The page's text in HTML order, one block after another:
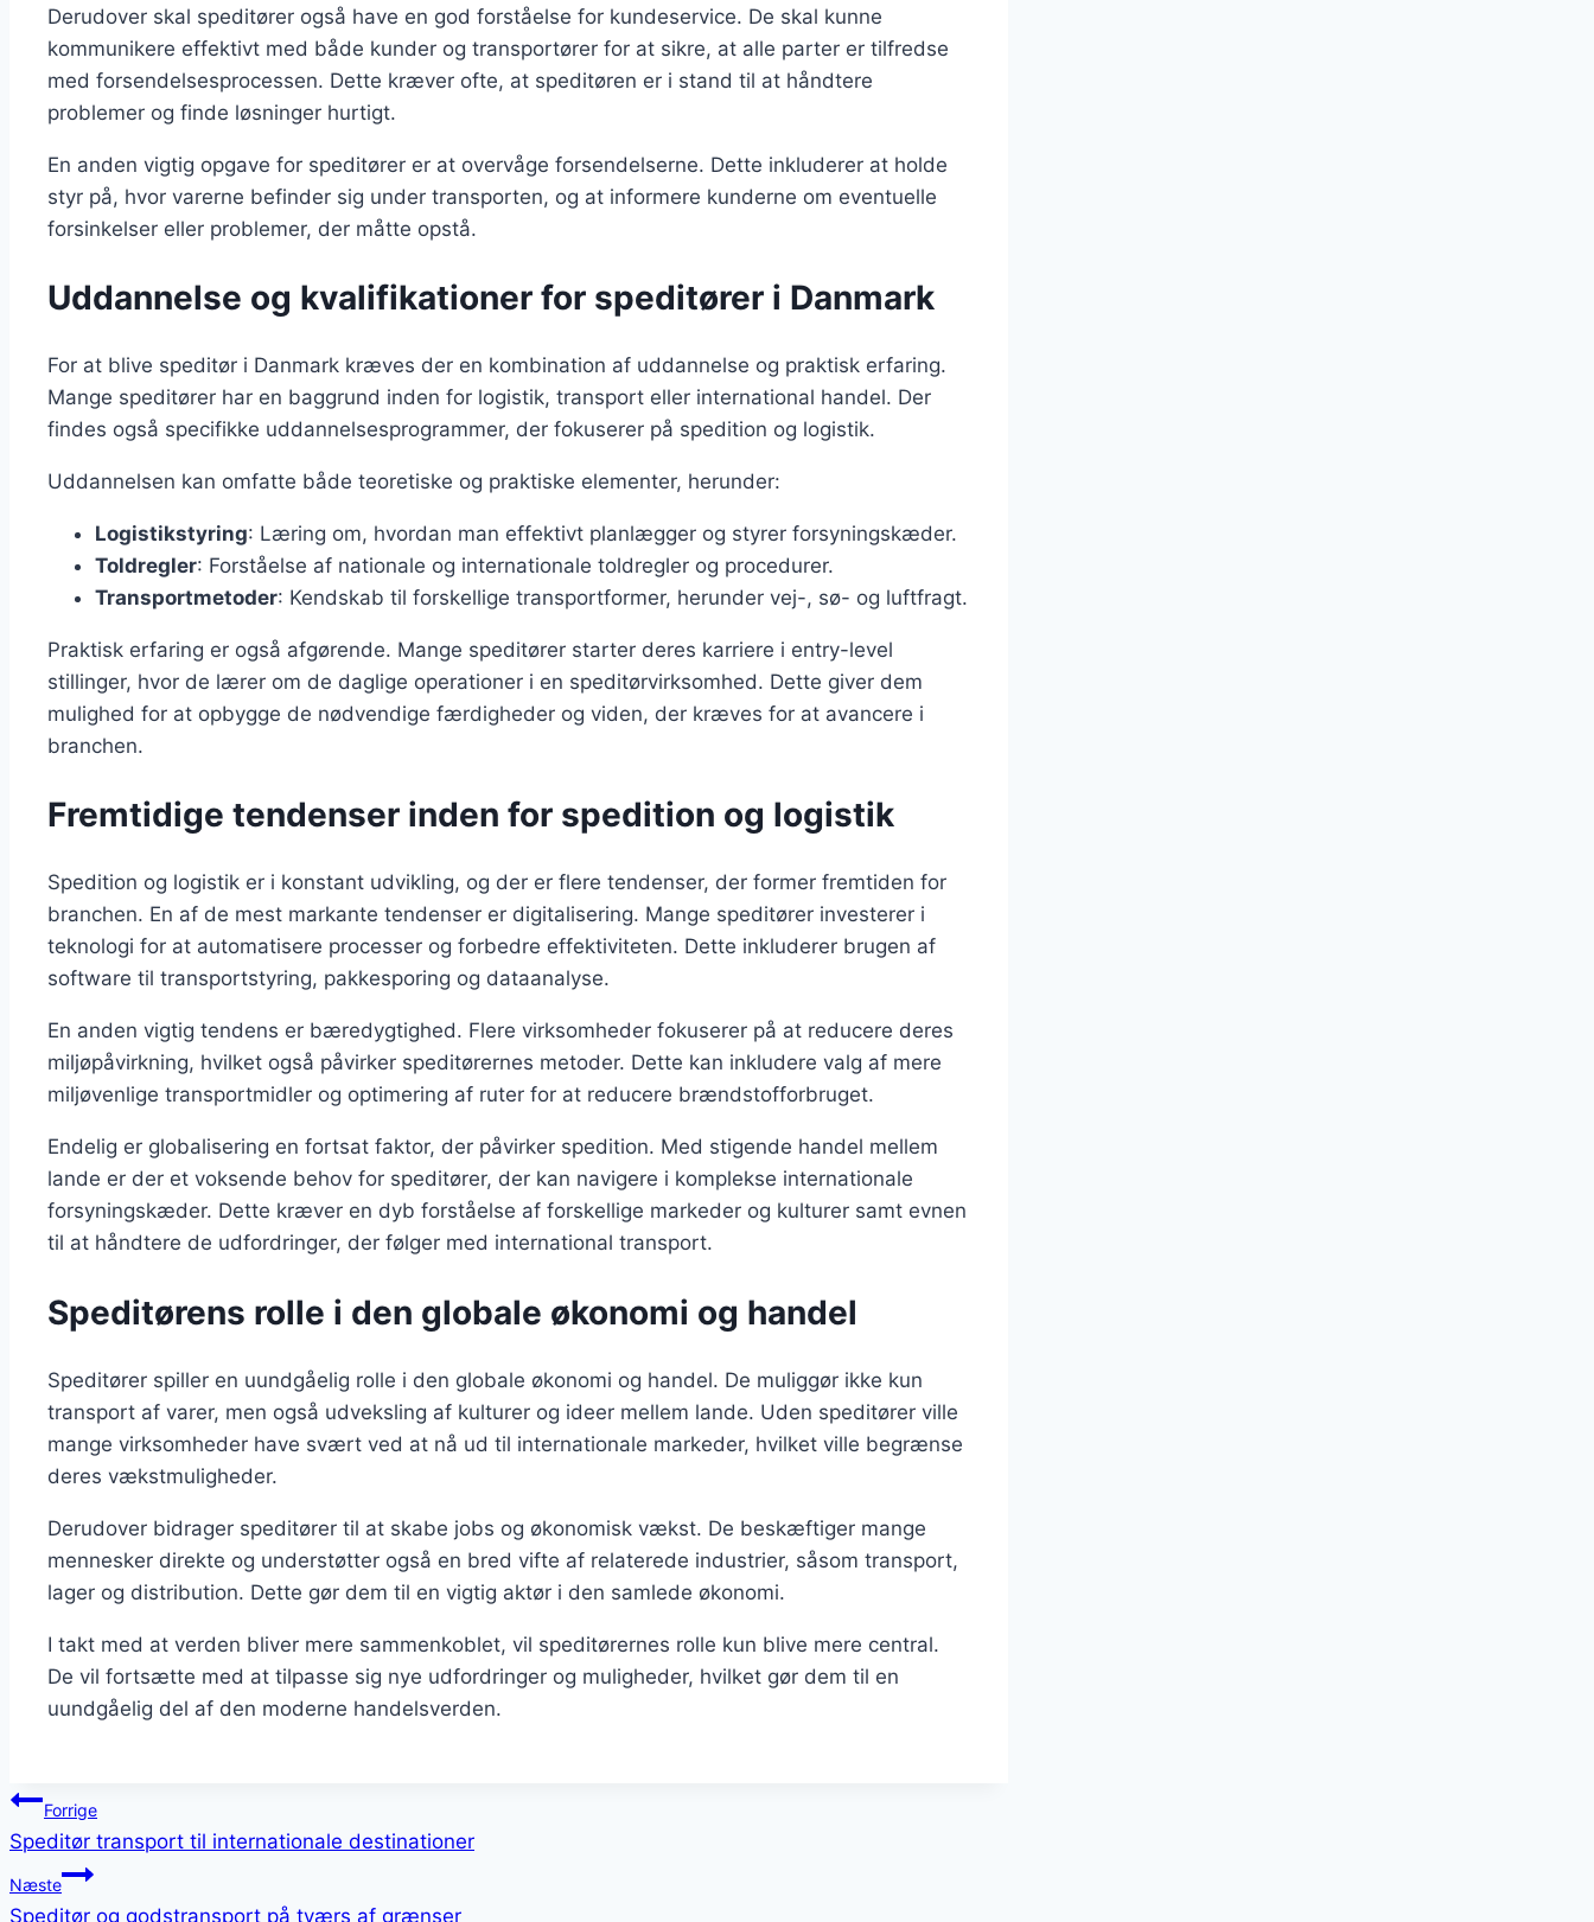
Derudover skal speditører også have en god forståelse for kundeservice. De skal kunne
kommunikere effektivt med både kunder og transportører for at sikre, at alle parter er tilfredse
med forsendelsesprocessen. Dette kræver ofte, at speditøren er i stand til at håndtere
problemer og finde løsninger hurtigt.
En anden vigtig opgave for speditører er at overvåge forsendelserne. Dette inkluderer at holde
styr på, hvor varerne befinder sig under transporten, og at informere kunderne om eventuelle
forsinkelser eller problemer, der måtte opstå.
Uddannelse og kvalifikationer for speditører i Danmark
For at blive speditør i Danmark kræves der en kombination af uddannelse og praktisk erfaring.
Mange speditører har en baggrund inden for logistik, transport eller international handel. Der
findes også specifikke uddannelsesprogrammer, der fokuserer på spedition og logistik.
Uddannelsen kan omfatte både teoretiske og praktiske elementer, herunder:
Logistikstyring: Læring om, hvordan man effektivt planlægger og styrer forsyningskæder.
Toldregler: Forståelse af nationale og internationale toldregler og procedurer.
Transportmetoder: Kendskab til forskellige transportformer, herunder vej-, sø- og luftfragt.
Praktisk erfaring er også afgørende. Mange speditører starter deres karriere i entry-level
stillinger, hvor de lærer om de daglige operationer i en speditørvirksomhed. Dette giver dem
mulighed for at opbygge de nødvendige færdigheder og viden, der kræves for at avancere i
branchen.
Fremtidige tendenser inden for spedition og logistik
Spedition og logistik er i konstant udvikling, og der er flere tendenser, der former fremtiden for
branchen. En af de mest markante tendenser er digitalisering. Mange speditører investerer i
teknologi for at automatisere processer og forbedre effektiviteten. Dette inkluderer brugen af
software til transportstyring, pakkesporing og dataanalyse.
En anden vigtig tendens er bæredygtighed. Flere virksomheder fokuserer på at reducere deres
miljøpåvirkning, hvilket også påvirker speditørernes metoder. Dette kan inkludere valg af mere
miljøvenlige transportmidler og optimering af ruter for at reducere brændstofforbruget.
Endelig er globalisering en fortsat faktor, der påvirker spedition. Med stigende handel mellem
lande er der et voksende behov for speditører, der kan navigere i komplekse internationale
forsyningskæder. Dette kræver en dyb forståelse af forskellige markeder og kulturer samt evnen
til at håndtere de udfordringer, der følger med international transport.
Speditørens rolle i den globale økonomi og handel
Speditører spiller en uundgåelig rolle i den globale økonomi og handel. De muliggør ikke kun
transport af varer, men også udveksling af kulturer og ideer mellem lande. Uden speditører ville
mange virksomheder have svært ved at nå ud til internationale markeder, hvilket ville begrænse
deres vækstmuligheder.
Derudover bidrager speditører til at skabe jobs og økonomisk vækst. De beskæftiger mange
mennesker direkte og understøtter også en bred vifte af relaterede industrier, såsom transport,
lager og distribution. Dette gør dem til en vigtig aktør i den samlede økonomi.
I takt med at verden bliver mere sammenkoblet, vil speditørernes rolle kun blive mere central.
De vil fortsætte med at tilpasse sig nye udfordringer og muligheder, hvilket gør dem til en
uundgåelig del af den moderne handelsverden.
Indlægsnavigation
Forrige
Speditør transport til internationale destinationer
Næste
Speditør og godstransport på tværs af grænser